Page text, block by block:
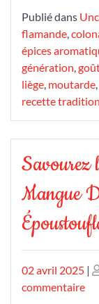
Publié dans
flamande
épices
génération
liège moutarde
recette
Savourez
Mangue
Publié
le
02 avril 2025 |
commentairesur